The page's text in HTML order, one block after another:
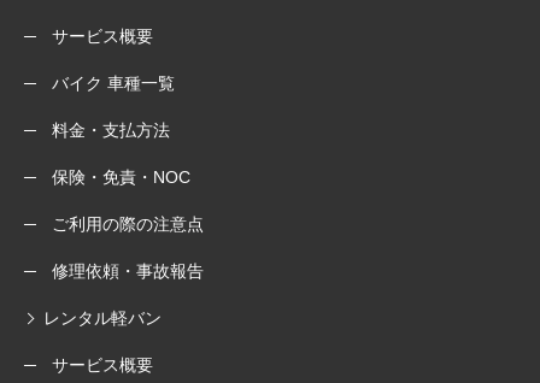
サービス概要
バイク 車種一覧
料金・支払方法
保険・免責・NOC
ご利用の際の注意点
修理依頼・事故報告
レンタル軽バン
サービス概要